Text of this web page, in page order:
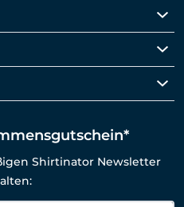
Shirtinator Newsletter